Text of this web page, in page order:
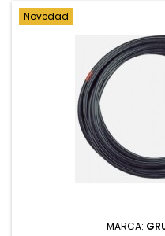
Novedad
MARCA: